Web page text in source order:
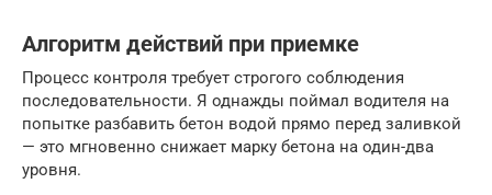
Алгоритм действий при приемке
Процесс контроля требует строгого соблюдения
последовательности. Я однажды поймал водителя на
попытке разбавить бетон водой прямо перед заливкой
— это мгновенно снижает марку бетона на один-два
уровня.